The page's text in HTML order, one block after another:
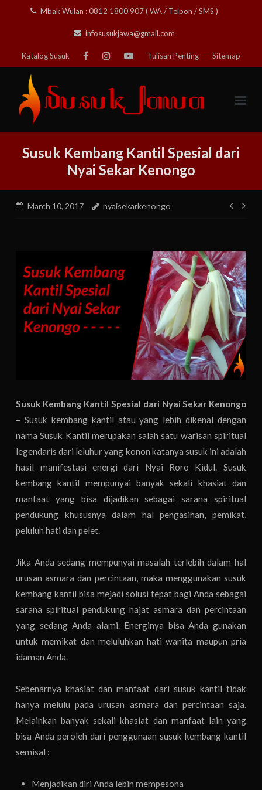
Mbak Wulan : 0812 1800 907 ( WA / Telpon / SMS )
infosusukjawa@gmail.com
Katalog Susuk Tulisan Penting Sitemap
Susuk Kembang Kantil Spesial dari
Nyai Sekar Kenongo
March 10, 2017 nyaisekarkenongo
Post
Susuk Kembang Kantil Spesial dari Nyai Sekar Kenongo
– Susuk kembang kantil atau yang lebih dikenal dengan
nama Susuk Kantil merupakan salah satu warisan spiritual
legendaris dari leluhur yang konon katanya susuk ini adalah
hasil manifestasi energi dari Nyai Roro Kidul. Susuk
kembang kantil mempunyai banyak sekali khasiat dan
manfaat yang bisa dijadikan sebagai sarana spiritual
pendukung khususnya dalam hal pengasihan, pemikat,
peluluh hati dan pelet.
Jika Anda sedang mempunyai masalah terlebih dalam hal
urusan asmara dan percintaan, maka menggunakan susuk
kembang kantil bisa mejadi solusi tepat bagi Anda sebagai
sarana spiritual pendukung hajat asmara dan percintaan
yang sedang Anda alami. Energinya bisa Anda gunakan
untuk memikat dan meluluhkan hati wanita maupun pria
idaman Anda.
Sebenarnya khasiat dan manfaat dari susuk kantil tidak
hanya melulu pada urusan asmara dan percintaan saja.
Melainkan banyak sekali khasiat dan manfaat lain yang
bisa Anda peroleh dari penggunaan susuk kembang kantil
semisal :
Menjadikan diri Anda lebih mempesona